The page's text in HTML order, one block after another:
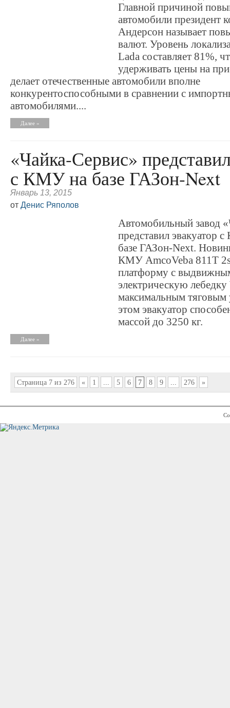
Главной причиной
автомобили президент
Андерсон называет
валют. Уровень
Lada составляет 81%,
удерживать цены на
делает отечественные автомобили вполне
конкурентоспособными в сравнении с
автомобилями....
Далее »
«Чайка-Сервис»
с КМУ на базе ГАЗон-Next
Январь 13, 2015
от Денис Ряполов
Автомобильный завод
представил эвакуатор
базе ГАЗон-Next.
КМУ AmcoVeba 811T
платформу с
электрическую
максимальным тяговым
этом эвакуатор
массой до 3250 кг.
Далее »
Страница 7 из 276 « 1 5 6 7 8 9 276 »